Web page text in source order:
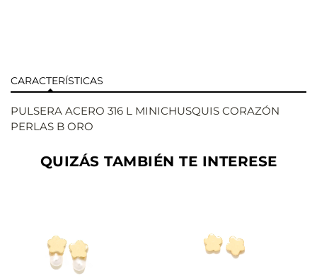
CARACTERÍSTICAS
PULSERA ACERO 316 L MINICHUSQUIS CORAZÓN
PERLAS B ORO
QUIZÁS TAMBIÉN TE INTERESE
VER AÑADIR VER AÑADIR